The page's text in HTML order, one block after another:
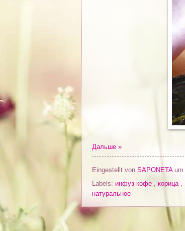
Дальше »
Eingestellt von SAPONETA um
Labels: инфуз кофе корица
натуральное